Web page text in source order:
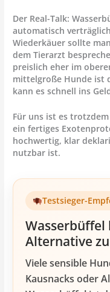
Der Real-Talk:
automatisch
Wiederkäuer sollte
dem Tierarzt
preislich eher im
mittelgroße Hunde ist
kann es schnell ins
Für uns ist es
ein fertiges
hochwertig, klar
nutzbar ist.
Testsieger-
Wasserbüffel
Alternative
Viele sensible
Kausnacks oder